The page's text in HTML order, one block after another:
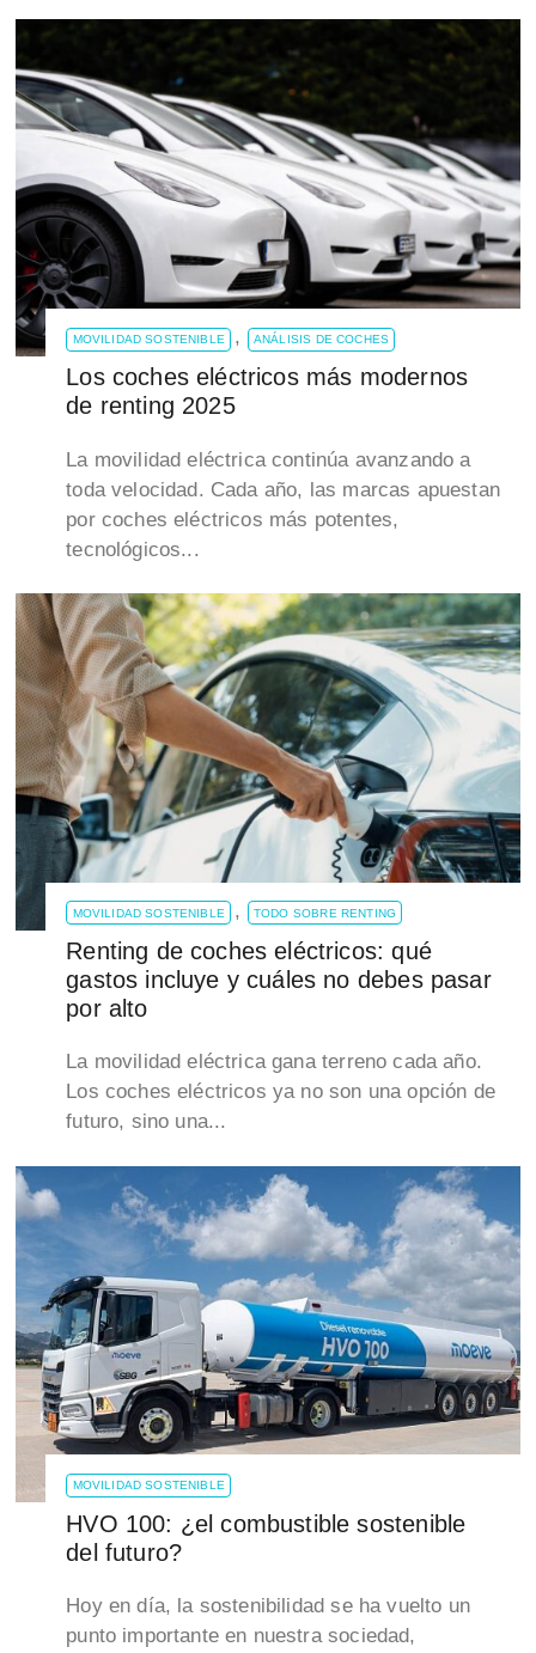
MOVILIDAD SOSTENIBLE , ANÁLISIS DE COCHES
Los coches eléctricos más modernos
de renting 2025
La movilidad eléctrica continúa avanzando a
toda velocidad. Cada año, las marcas apuestan
por coches eléctricos más potentes,
tecnológicos...
MOVILIDAD SOSTENIBLE , TODO SOBRE RENTING
Renting de coches eléctricos: qué
gastos incluye y cuáles no debes pasar
por alto
La movilidad eléctrica gana terreno cada año.
Los coches eléctricos ya no son una opción de
futuro, sino una...
MOVILIDAD SOSTENIBLE
HVO 100: ¿el combustible sostenible
del futuro?
Hoy en día, la sostenibilidad se ha vuelto un
punto importante en nuestra sociedad,